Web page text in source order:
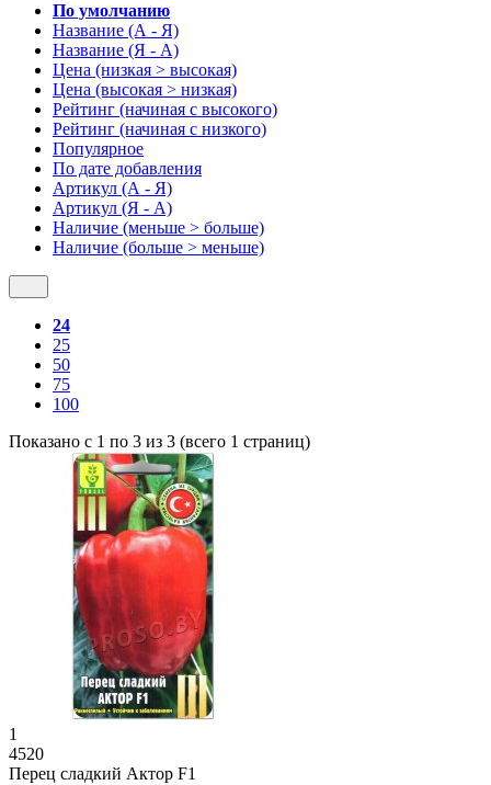
По умолчанию
Название (А - Я)
Название (Я - А)
Цена (низкая > высокая)
Цена (высокая > низкая)
Рейтинг (начиная с высокого)
Рейтинг (начиная с низкого)
Популярное
По дате добавления
Артикул (А - Я)
Артикул (Я - А)
Наличие (меньше > больше)
Наличие (больше > меньше)
24
25
50
75
100
Показано с 1 по 3 из 3 (всего 1 страниц)
1
4520
Перец сладкий Актор F1